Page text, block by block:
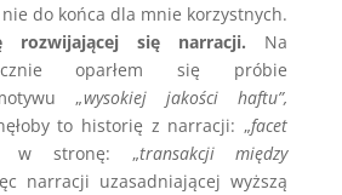
do końca dla mnie korzystnych.
rozwijającej się narracji. Na
oparłem się próbie
„wysokiej jakości haftu”,
to historię z narracji: „facet
w stronę: „transakcji między
narracji uzasadniającej wyższą